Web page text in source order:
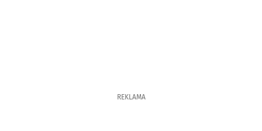
REKLAMA